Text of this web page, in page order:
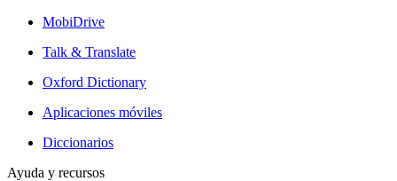
MobiDrive
Talk & Translate
Oxford Dictionary
Aplicaciones móviles
Diccionarios
Ayuda y recursos